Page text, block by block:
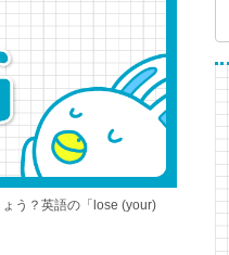
う？英語の「lose (your)